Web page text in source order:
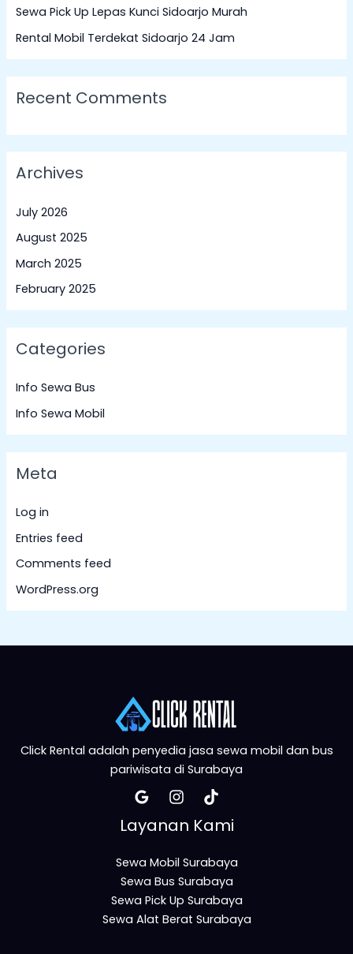
r
:
Sewa Pick Up Lepas Kunci Sidoarjo Murah
Rental Mobil Terdekat Sidoarjo 24 Jam
Recent Comments
Archives
July 2026
August 2025
March 2025
February 2025
Categories
Info Sewa Bus
Info Sewa Mobil
Meta
Log in
Entries feed
Comments feed
WordPress.org
Click Rental adalah penyedia jasa sewa mobil dan bus
pariwisata di Surabaya
Layanan Kami
Sewa Mobil Surabaya
Sewa Bus Surabaya
Sewa Pick Up Surabaya
Sewa Alat Berat Surabaya